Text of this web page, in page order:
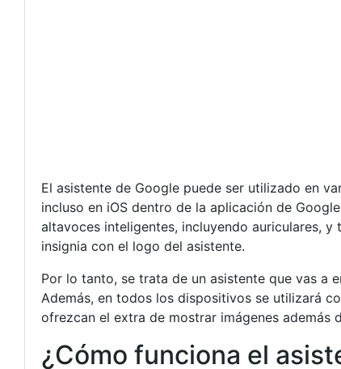
El asistente de Google puede ser utilizado en
incluso en iOS dentro de la aplicación de
altavoces inteligentes, incluyendo auriculares,
insignia con el logo del asistente.
Por lo tanto, se trata de un asistente que vas a
Además, en todos los dispositivos se utilizará
ofrezcan el extra de mostrar imágenes además
¿Cómo funciona el